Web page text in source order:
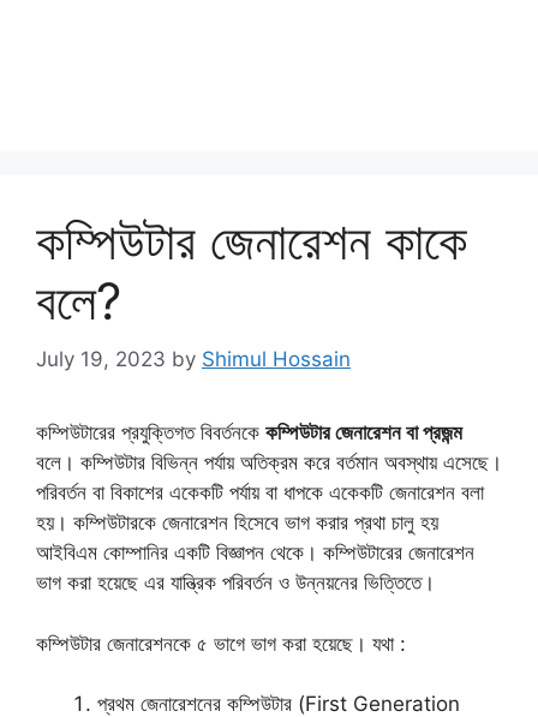
কম্পিউটার জেনারেশন কাকে
বলে?
July 19, 2023 by Shimul Hossain
কম্পিউটারের প্রযুক্তিগত বিবর্তনকে কম্পিউটার জেনারেশন বা প্রজন্ম
বলে। কম্পিউটার বিভিন্ন পর্যায় অতিক্রম করে বর্তমান অবস্থায় এসেছে।
পরিবর্তন বা বিকাশের একেকটি পর্যায় বা ধাপকে একেকটি জেনারেশন বলা
হয়। কম্পিউটারকে জেনারেশন হিসেবে ভাগ করার প্রথা চালু হয়
আইবিএম কোম্পানির একটি বিজ্ঞাপন থেকে। কম্পিউটারের জেনারেশন
ভাগ করা হয়েছে এর যান্ত্রিক পরিবর্তন ও উন্নয়নের ভিত্তিতে।
কম্পিউটার জেনারেশনকে ৫ ভাগে ভাগ করা হয়েছে। যথা :
প্রথম জেনারেশনের কম্পিউটার (First Generation